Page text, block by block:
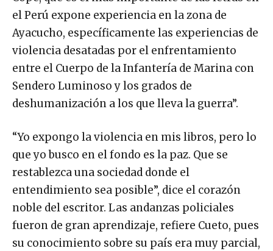
el Perú expone experiencia en la zona de
Ayacucho, específicamente las experiencias de
violencia desatadas por el enfrentamiento
entre el Cuerpo de la Infantería de Marina con
Sendero Luminoso y los grados de
deshumanización a los que lleva la guerra”.
“Yo expongo la violencia en mis libros, pero lo
que yo busco en el fondo es la paz. Que se
restablezca una sociedad donde el
entendimiento sea posible”, dice el corazón
noble del escritor. Las andanzas policiales
fueron de gran aprendizaje, refiere Cueto, pues
su conocimiento sobre su país era muy parcial,